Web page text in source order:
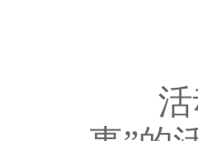
活动